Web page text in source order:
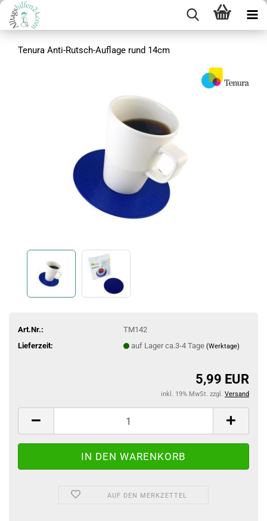
Tenura Anti-Rutsch-Auflage rund 14cm
Art.Nr.:
TM142
Lieferzeit:
auf Lager ca.3-4 Tage (Werktage)
5,99 EUR
inkl. 19% MwSt. zzgl. Versand
AUF DEN MERKZETTEL